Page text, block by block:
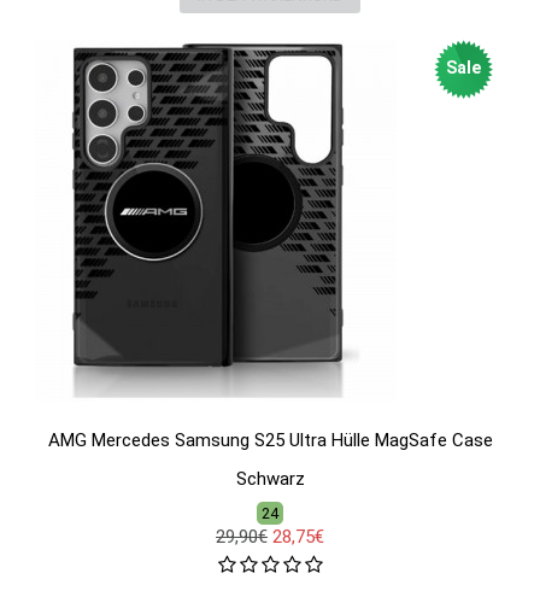
Sale
AMG Mercedes Samsung S25 Ultra Hülle MagSafe Case
Schwarz
24
29,90€ 28,75€